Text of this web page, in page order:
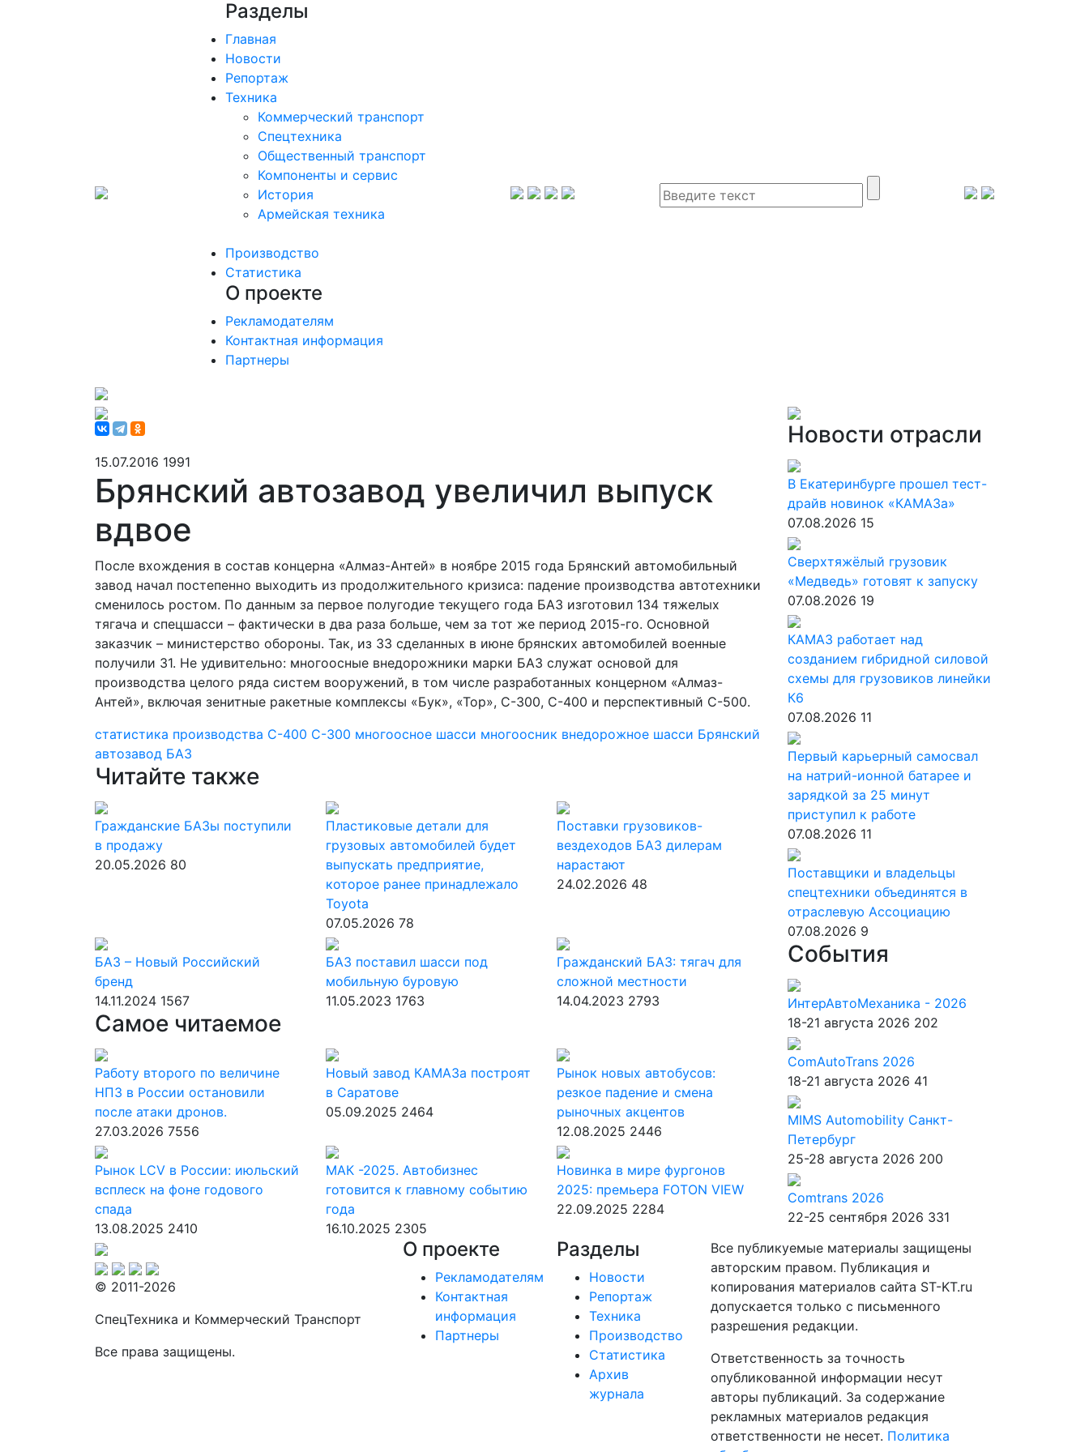
Разделы
Главная
Новости
Репортаж
Техника
Коммерческий транспорт
Спецтехника
Общественный транспорт
Компоненты и сервис
История
Армейская техника
Производство
Статистика
О проекте
Рекламодателям
Контактная информация
Партнеры
15.07.2016 1991
Брянский автозавод увеличил выпуск
вдвое
После вхождения в состав концерна «Алмаз-Антей» в ноябре 2015 года Брянский автомобильный
завод начал постепенно выходить из продолжительного кризиса: падение производства автотехники
сменилось ростом. По данным за первое полугодие текущего года БАЗ изготовил 134 тяжелых
тягача и спецшасси – фактически в два раза больше, чем за тот же период 2015-го. Основной
заказчик – министерство обороны. Так, из 33 сделанных в июне брянских автомобилей военные
получили 31. Не удивительно: многоосные внедорожники марки БАЗ служат основой для
производства целого ряда систем вооружений, в том числе разработанных концерном «Алмаз-
Антей», включая зенитные ракетные комплексы «Бук», «Тор», С-300, С-400 и перспективный С-500.
статистика производства С-400 С-300 многоосное шасси многоосник внедорожное шасси Брянский
автозавод БАЗ
Читайте также
Гражданские БАЗы поступили
в продажу
20.05.2026 80
Пластиковые детали для
грузовых автомобилей будет
выпускать предприятие,
которое ранее принадлежало
Toyota
07.05.2026 78
Поставки грузовиков-
вездеходов БАЗ дилерам
нарастают
24.02.2026 48
БАЗ – Новый Российский
бренд
14.11.2024 1567
БАЗ поставил шасси под
мобильную буровую
11.05.2023 1763
Гражданский БАЗ: тягач для
сложной местности
14.04.2023 2793
Самое читаемое
Работу второго по величине
НПЗ в России остановили
после атаки дронов.
27.03.2026 7556
Новый завод КАМАЗа построят
в Саратове
05.09.2025 2464
Рынок новых автобусов:
резкое падение и смена
рыночных акцентов
12.08.2025 2446
Рынок LCV в России: июльский
всплеск на фоне годового
спада
13.08.2025 2410
МАК -2025. Автобизнес
готовится к главному событию
года
16.10.2025 2305
Новинка в мире фургонов
2025: премьера FOTON VIEW
22.09.2025 2284
Новости отрасли
В Екатеринбурге прошел тест-
драйв новинок «КАМАЗа»
07.08.2026 15
Сверхтяжёлый грузовик
«Медведь» готовят к запуску
07.08.2026 19
КАМАЗ работает над
созданием гибридной силовой
схемы для грузовиков линейки
К6
07.08.2026 11
Первый карьерный самосвал
на натрий-ионной батарее и
зарядкой за 25 минут
приступил к работе
07.08.2026 11
Поставщики и владельцы
спецтехники объединятся в
отраслевую Ассоциацию
07.08.2026 9
События
ИнтерАвтоМеханика - 2026
18-21 августа 2026 202
ComAutoTrans 2026
18-21 августа 2026 41
MIMS Automobility Санкт-
Петербург
25-28 августа 2026 200
Comtrans 2026
22-25 сентября 2026 331
© 2011-2026
СпецТехника и Коммерческий Транспорт
Все права защищены.
О проекте
Рекламодателям
Контактная
информация
Партнеры
Разделы
Новости
Репортаж
Техника
Производство
Статистика
Архив
журнала
Все публикуемые материалы защищены
авторским правом. Публикация и
копирования материалов сайта ST-KT.ru
допускается только с письменного
разрешения редакции.
Ответственность за точность
опубликованной информации несут
авторы публикаций. За содержание
рекламных материалов редакция
ответственности не несет. Политика